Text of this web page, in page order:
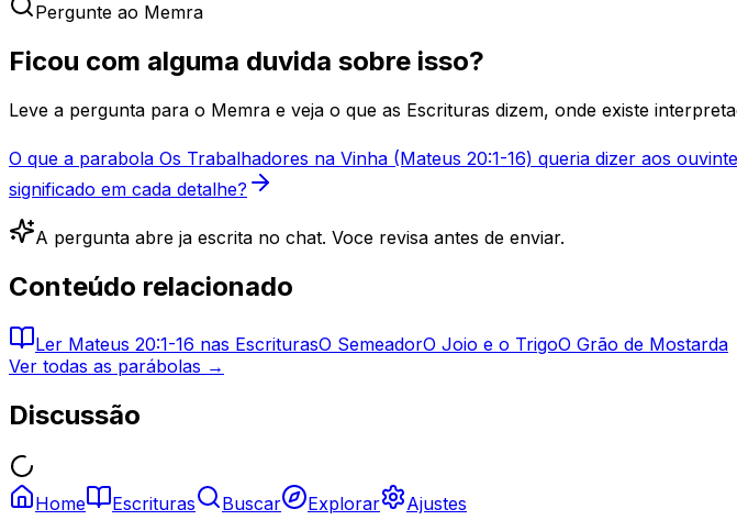
Pergunte ao Memra
Ficou com alguma duvida sobre isso?
Leve a pergunta para o Memra e veja o que as Escrituras dizem, onde existe
O que a parabola Os Trabalhadores na Vinha (Mateus 20:1-16) queria dizer aos
significado em cada detalhe?
A pergunta abre ja escrita no chat. Voce revisa antes de enviar.
Conteúdo relacionado
Ler Mateus 20:1-16 nas EscriturasO SemeadorO Joio e o TrigoO Grão de Mostarda
Ver todas as parábolas →
Discussão
Home Escrituras Buscar Explorar Ajustes